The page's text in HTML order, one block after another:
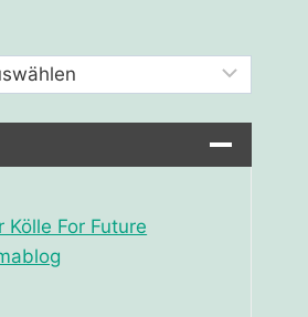
Kölle For Future